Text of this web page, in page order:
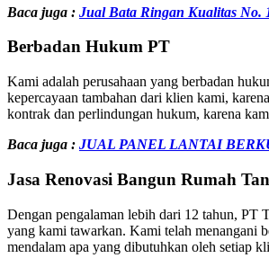
Baca juga : Jual Bata Ringan Kualitas No.
Berbadan Hukum PT
Kami adalah perusahaan yang berbadan
kepercayaan tambahan dari klien kami,
kontrak dan perlindungan hukum, karena
Baca juga : JUAL PANEL LANTAI
Jasa Renovasi Bangun Rumah
Dengan pengalaman lebih dari 12 tahun, PT
yang kami tawarkan. Kami telah menangani
mendalam apa yang dibutuhkan oleh setiap